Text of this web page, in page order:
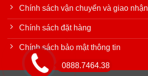
Chính sách vận chuyển và giao nhận
Chính sách đặt hàng
Chính sách bảo mật thông tin
0888.7464.38